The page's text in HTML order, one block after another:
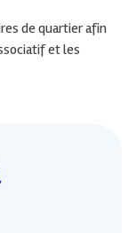
de quartier afin
et les